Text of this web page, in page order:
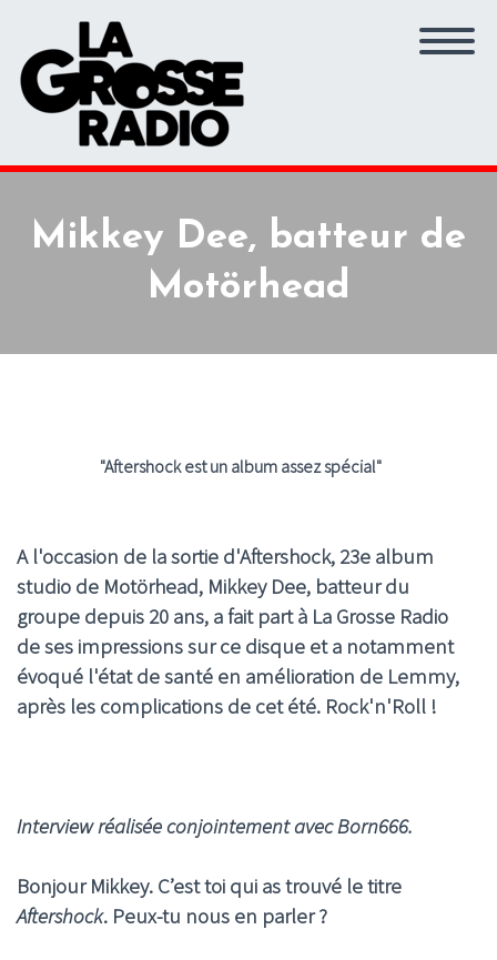
Mikkey Dee, batteur de
Motörhead
"Aftershock est un album assez spécial"
A l'occasion de la sortie d'Aftershock, 23e album
studio de Motörhead, Mikkey Dee, batteur du
groupe depuis 20 ans, a fait part à La Grosse Radio
de ses impressions sur ce disque et a notamment
évoqué l'état de santé en amélioration de Lemmy,
après les complications de cet été. Rock'n'Roll !
Interview réalisée conjointement avecBorn666.
Bonjour Mikkey. C’est toi qui as trouvé le titre
Aftershock. Peux-tu nous en parler ?